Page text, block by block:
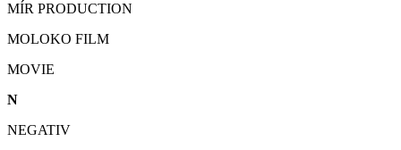
MÍR PRODUCTION
MOLOKO FILM
MOVIE
N
NEGATIV